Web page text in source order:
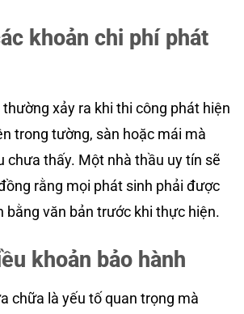
khoản chi phí phát
xảy ra khi thi công phát hiện
trong tường, sàn hoặc mái mà
chưa thấy. Một nhà thầu uy tín sẽ
rằng mọi phát sinh phải được
bằng văn bản trước khi thực hiện.
khoản bảo hành
chữa là yếu tố quan trọng mà